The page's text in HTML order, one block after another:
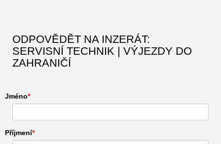
ODPOVĚDĚT NA INZERÁT:
SERVISNÍ TECHNIK | VÝJEZDY DO
ZAHRANIČÍ
Jméno
Příjmení